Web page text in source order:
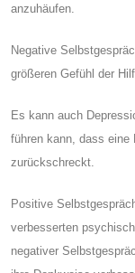
anzuhäufen.
Negative
größeren Gefühl der
Es kann auch
führen kann, dass eine
zurückschreckt.
Positive
verbesserten
negativer